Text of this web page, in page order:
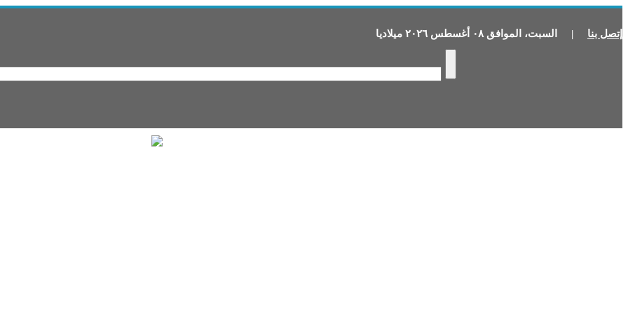
إتصل بنا | السبت، الموافق ٠٨ أغسطس ٢٠٢٦ ميلاديا